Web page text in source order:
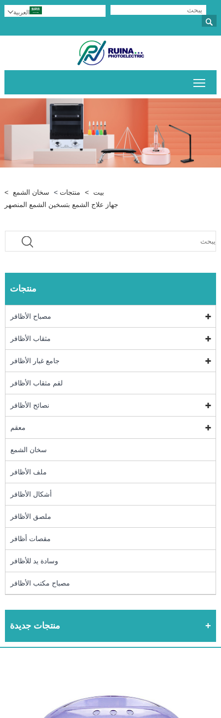

العربية
بيت > منتجات > سخان الشمع
>
جهاز علاج الشمع بتسخين الشمع المنصهر
منتجات
مصباح الأظافر
مثقاب الأظافر
جامع غبار الأظافر
لقم مثقاب الأظافر
نصائح الأظافر
معقم
سخان الشمع
ملف الأظافر
أشكال الأظافر
ملصق الأظافر
مقصات أظافر
وسادة يد للأظافر
مصباح مكتب الأظافر
منتجات جديدة